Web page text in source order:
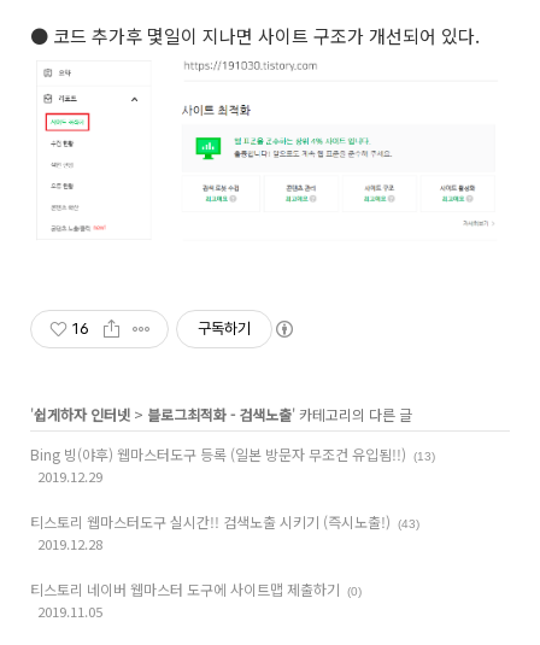
● 코드 추가후 몇일이 지나면 사이트 구조가 개선되어 있다.
16 구독하기
'쉽게하자 인터넷 > 블로그최적화 - 검색노출' 카테고리의 다른 글
Bing 빙(야후) 웹마스터도구 등록 (일본 방문자 무조건 유입됨!!)
(13)
2019.12.29
티스토리 웹마스터도구 실시간!! 검색노출 시키기 (즉시노출!) (43)
2019.12.28
티스토리 네이버 웹마스터 도구에 사이트맵 제출하기 (0)
2019.11.05